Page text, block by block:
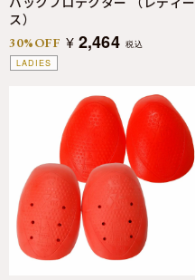
LADIES
ス）
30%OFF ¥ 2,464 税込